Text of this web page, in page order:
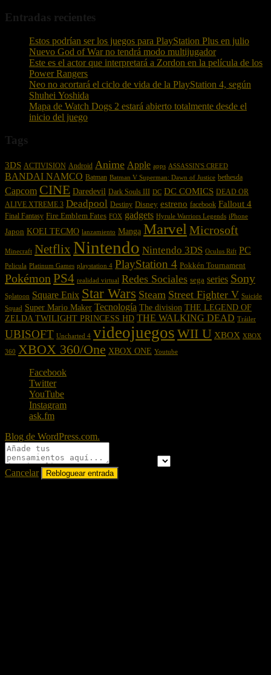
Entradas recientes
Estos podrían ser los juegos para PlayStation Plus en julio
Nuevo God of War no tendrá modo multijugador
Este es el actor que interpretará a Zordon en la película de los
Power Rangers
Neo no acortará el ciclo de vida de la PlayStation 4, según
Shuhei Yoshida
Mapa de Watch Dogs 2 estará abierto totalmente desde el
inicio del juego
Tags
3DS ACTIVISION Android Anime Apple apps ASSASSIN'S CREED
BANDAI NAMCO Batman Batman V Superman: Dawn of Justice bethesda
Capcom CINE Daredevil Dark Souls III DC DC COMICS DEAD OR
ALIVE XTREME 3 Deadpool Destiny Disney estreno facebook Fallout 4
Final Fantasy Fire Emblem Fates FOX gadgets Hyrule Warriors Legends iPhone
Japon KOEI TECMO lanzamiento Manga Marvel Microsoft
Minecraft Netflix Nintendo Nintendo 3DS Oculus Rift PC
Pelicula Platinum Games playstation 4 PlayStation 4 Pokkén Tournament
Pokémon PS4 realidad virtual Redes Sociales sega series Sony
Splatoon Square Enix Star Wars Steam Street Fighter V Suicide
Squad Super Mario Maker Tecnología The division THE LEGEND OF
ZELDA TWILIGHT PRINCESS HD THE WALKING DEAD Tráiler
UBISOFT Uncharted 4 videojuegos WII U XBOX XBOX
360 XBOX 360/One XBOX ONE Youtube
Facebook
Twitter
YouTube
Instagram
ask.fm
Blog de WordPress.com.
Cancelar